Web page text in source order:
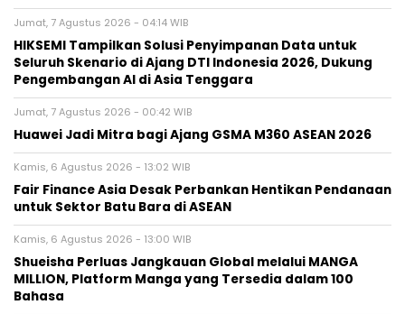
Jumat, 7 Agustus 2026 - 04:14 WIB
HIKSEMI Tampilkan Solusi Penyimpanan Data untuk
Seluruh Skenario di Ajang DTI Indonesia 2026, Dukung
Pengembangan AI di Asia Tenggara
Jumat, 7 Agustus 2026 - 00:42 WIB
Huawei Jadi Mitra bagi Ajang GSMA M360 ASEAN 2026
Kamis, 6 Agustus 2026 - 13:02 WIB
Fair Finance Asia Desak Perbankan Hentikan Pendanaan
untuk Sektor Batu Bara di ASEAN
Kamis, 6 Agustus 2026 - 13:00 WIB
Shueisha Perluas Jangkauan Global melalui MANGA
MILLION, Platform Manga yang Tersedia dalam 100
Bahasa